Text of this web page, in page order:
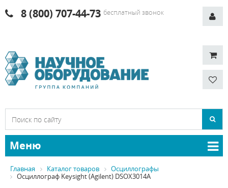
8 (800) 707-44-73 бесплатный звонок
Меню
Главная Каталог товаров
Осциллографы
Осциллограф Keysight (Agilent) DSOX3014A